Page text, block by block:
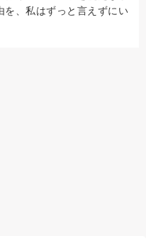
を、私はずっと言えずにい